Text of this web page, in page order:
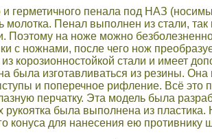
и герметичного пенала под НАЗ
Пенал выполнен из стали, так
Поэтому на ноже можно безболезненно
с ножнами, после чего нож
корозионностойкой стали и имеет
была изготавливаться из резины.
и поперечное рифление. Всё
перчатку. Эта модель была
была выполнена из
конуса для нанесения ею противнику